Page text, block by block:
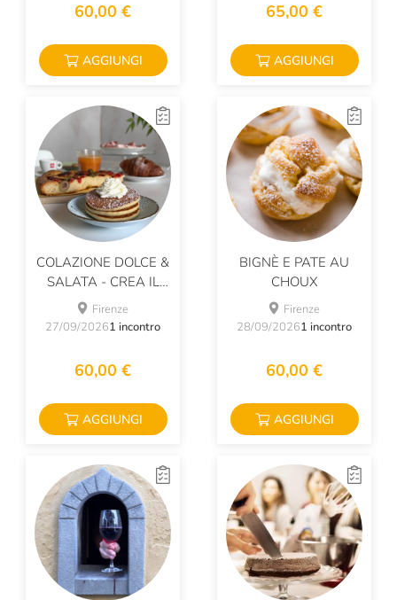
60,00 €
AGGIUNGI
65,00 €
AGGIUNGI
COLAZIONE DOLCE &
SALATA - CREA IL
TUO BRUNCH
Firenze
27/09/20261 incontro
60,00 €
AGGIUNGI
BIGNÈ E PATE AU
CHOUX
Firenze
28/09/20261 incontro
60,00 €
AGGIUNGI